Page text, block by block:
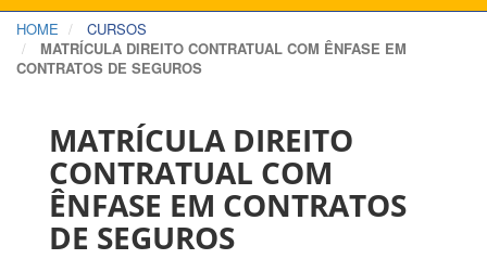
HOME
CURSOS
MATRÍCULA DIREITO CONTRATUAL COM ÊNFASE EM
CONTRATOS DE SEGUROS
MATRÍCULA DIREITO
CONTRATUAL COM
ÊNFASE EM CONTRATOS
DE SEGUROS